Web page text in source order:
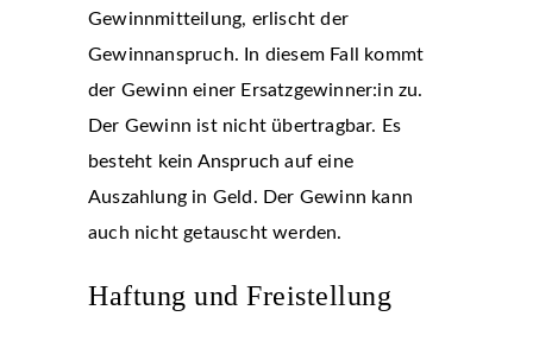
Gewinnmitteilung, erlischt der
Gewinnanspruch. In diesem Fall kommt
der Gewinn einer Ersatzgewinner:in zu.
Der Gewinn ist nicht übertragbar. Es
besteht kein Anspruch auf eine
Auszahlung in Geld. Der Gewinn kann
auch nicht getauscht werden.
Haftung und Freistellung